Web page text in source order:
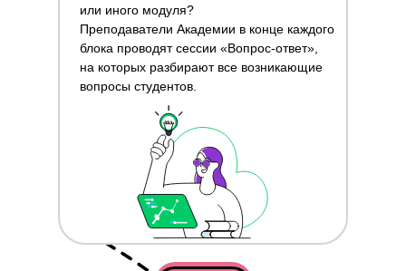
или иного модуля?
Преподаватели Академии в конце каждого
блока проводят сессии «Вопрос-ответ»,
на которых разбирают все возникающие
вопросы студентов.